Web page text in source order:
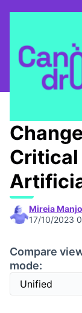
AI, Rights and
Critical
Mireia
17/10/2023
Compare
mode: